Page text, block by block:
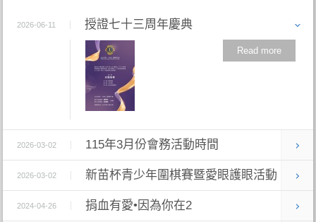
2026-06-11 授證七十三周年慶典
Read more
2026-03-02 115年3月份會務活動時間
2026-03-02 新苗杯青少年圍棋賽暨愛眼護眼活動
2024-04-26 捐血有愛•因為你在2